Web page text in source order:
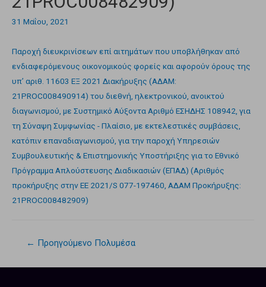
31 Μαΐου, 2021
Παροχή διευκρινίσεων επί αιτημάτων που υποβλήθηκαν από
ενδιαφερόμενους οικονομικούς φορείς και αφορούν όρους της
υπ’ αριθ. 11603 ΕΞ 2021 Διακήρυξης (ΑΔΑΜ:
21PROC008490914) του διεθνή, ηλεκτρονικού, ανοικτού
διαγωνισμού, με Συστημικό Αύξοντα Αριθμό ΕΣΗΔΗΣ 108942, για
τη Σύναψη Συμφωνίας - Πλαίσιο, με εκτελεστικές συμβάσεις,
κατόπιν επαναδιαγωνισμού, για την παροχή Υπηρεσιών
Συμβουλευτικής & Επιστημονικής Υποστήριξης για το Εθνικό
Πρόγραμμα Απλούστευσης Διαδικασιών (ΕΠΑΔ) (Αριθμός
προκήρυξης στην ΕΕ 2021/S 077-197460, ΑΔΑΜ Προκήρυξης:
21PROC008482909)
← Προηγούμενο Πολυμέσα